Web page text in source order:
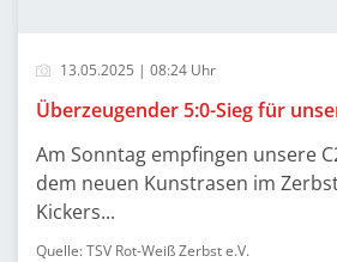
13.05.2025 | 08:24 Uhr
Überzeugender 5:0-Sieg für
Am Sonntag empfingen unsere
dem neuen Kunstrasen im
Kickers...
Quelle: TSV Rot-Weiß Zerbst e.V.